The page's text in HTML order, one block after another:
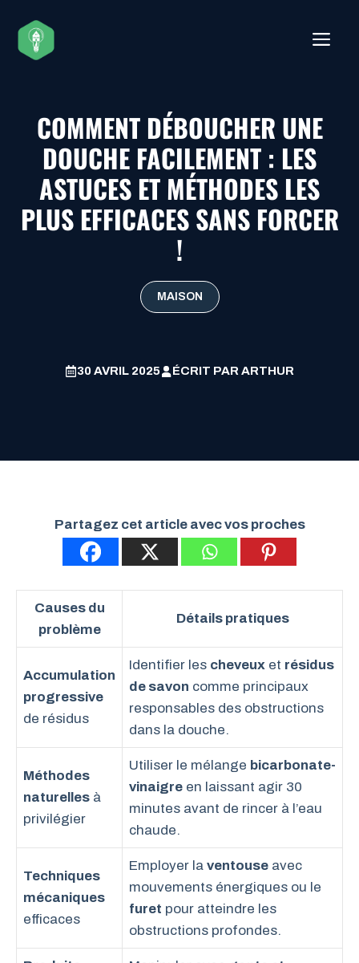
contenu
COMMENT DÉBOUCHER UNE
DOUCHE FACILEMENT : LES
ASTUCES ET MÉTHODES LES
PLUS EFFICACES SANS FORCER
!
MAISON
30 AVRIL 2025 ÉCRIT PAR ARTHUR
Partagez cet article avec vos proches
Causes du
problème
Détails pratiques
Accumulation
progressive
de résidus
Identifier les cheveux et résidus
de savon comme principaux
responsables des obstructions
dans la douche.
Méthodes
naturelles à
privilégier
Utiliser le mélange bicarbonate-
vinaigre en laissant agir 30
minutes avant de rincer à l’eau
chaude.
Techniques
mécaniques
efficaces
Employer la ventouse avec
mouvements énergiques ou le
furet pour atteindre les
obstructions profondes.